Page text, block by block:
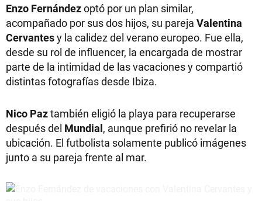
Enzo Fernándezoptó por un plan similar,
acompañado por sus dos hijos, su pareja Valentina
Cervantesy la calidez del verano europeo. Fue ella,
desde su rol de influencer, la encargada de mostrar
parte de la intimidad de las vacaciones y compartió
distintas fotografías desde Ibiza.
Nico Paztambién eligió la playa para recuperarse
después del Mundial, aunque prefirió no revelar la
ubicación. El futbolista solamente publicó imágenes
junto a su pareja frente al mar.